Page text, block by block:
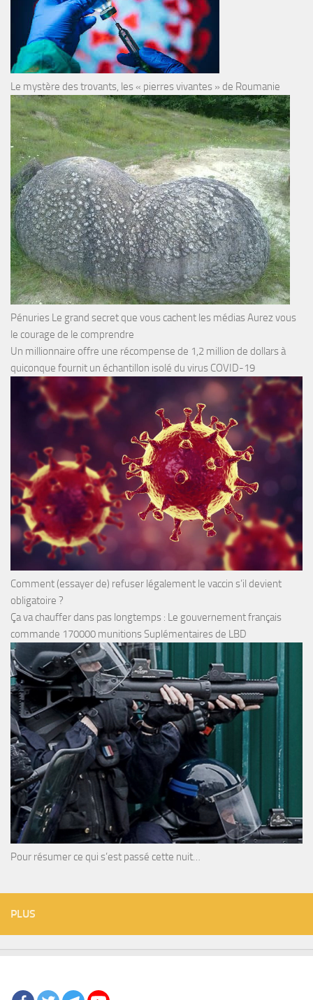
Le mystère des trovants, les « pierres vivantes » de Roumanie
Pénuries Le grand secret que vous cachent les médias Aurez vous
le courage de le comprendre
Un millionnaire offre une récompense de 1,2 million de dollars à
quiconque fournit un échantillon isolé du virus COVID-19
Comment (essayer de) refuser légalement le vaccin s’il devient
obligatoire ?
Ça va chauffer dans pas longtemps : Le gouvernement français
commande 170000 munitions Suplémentaires de LBD
Pour résumer ce qui s’est passé cette nuit…
PLUS